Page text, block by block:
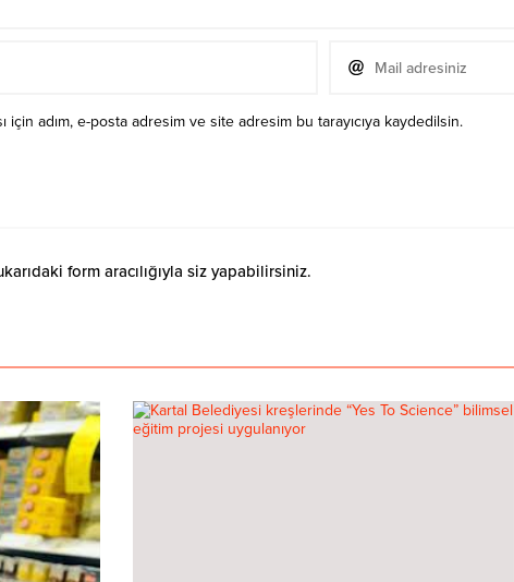
için adım, e-posta adresim ve site adresim bu tarayıcıya kaydedilsin.
form aracılığıyla siz yapabilirsiniz.